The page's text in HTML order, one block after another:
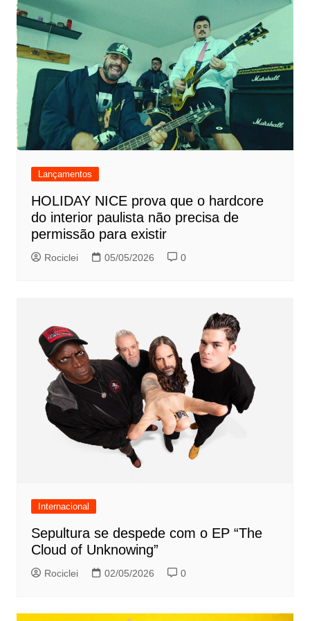
Lançamentos
HOLIDAY NICE prova que o hardcore
do interior paulista não precisa de
permissão para existir
Rociclei 05/05/2026 0
Internacional
Sepultura se despede com o EP “The
Cloud of Unknowing”
Rociclei 02/05/2026 0